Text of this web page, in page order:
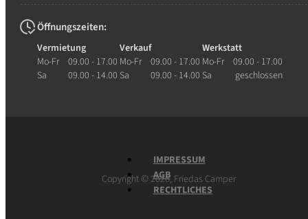
Öffnungszeiten:
Vermietung
Mo-Fr
09.00 - 17.00
Sa
09.00 - 14.00
Verkauf
Mo-Fr
09.00 - 17.00
Sa
09.00 - 14.00
Werkstatt
Mo-Fr
09.00 - 17.00
Sa
geschlossen
IMPRESSUM
AGB
RECHTLICHES
Copyright © 2026, Friedas Camper